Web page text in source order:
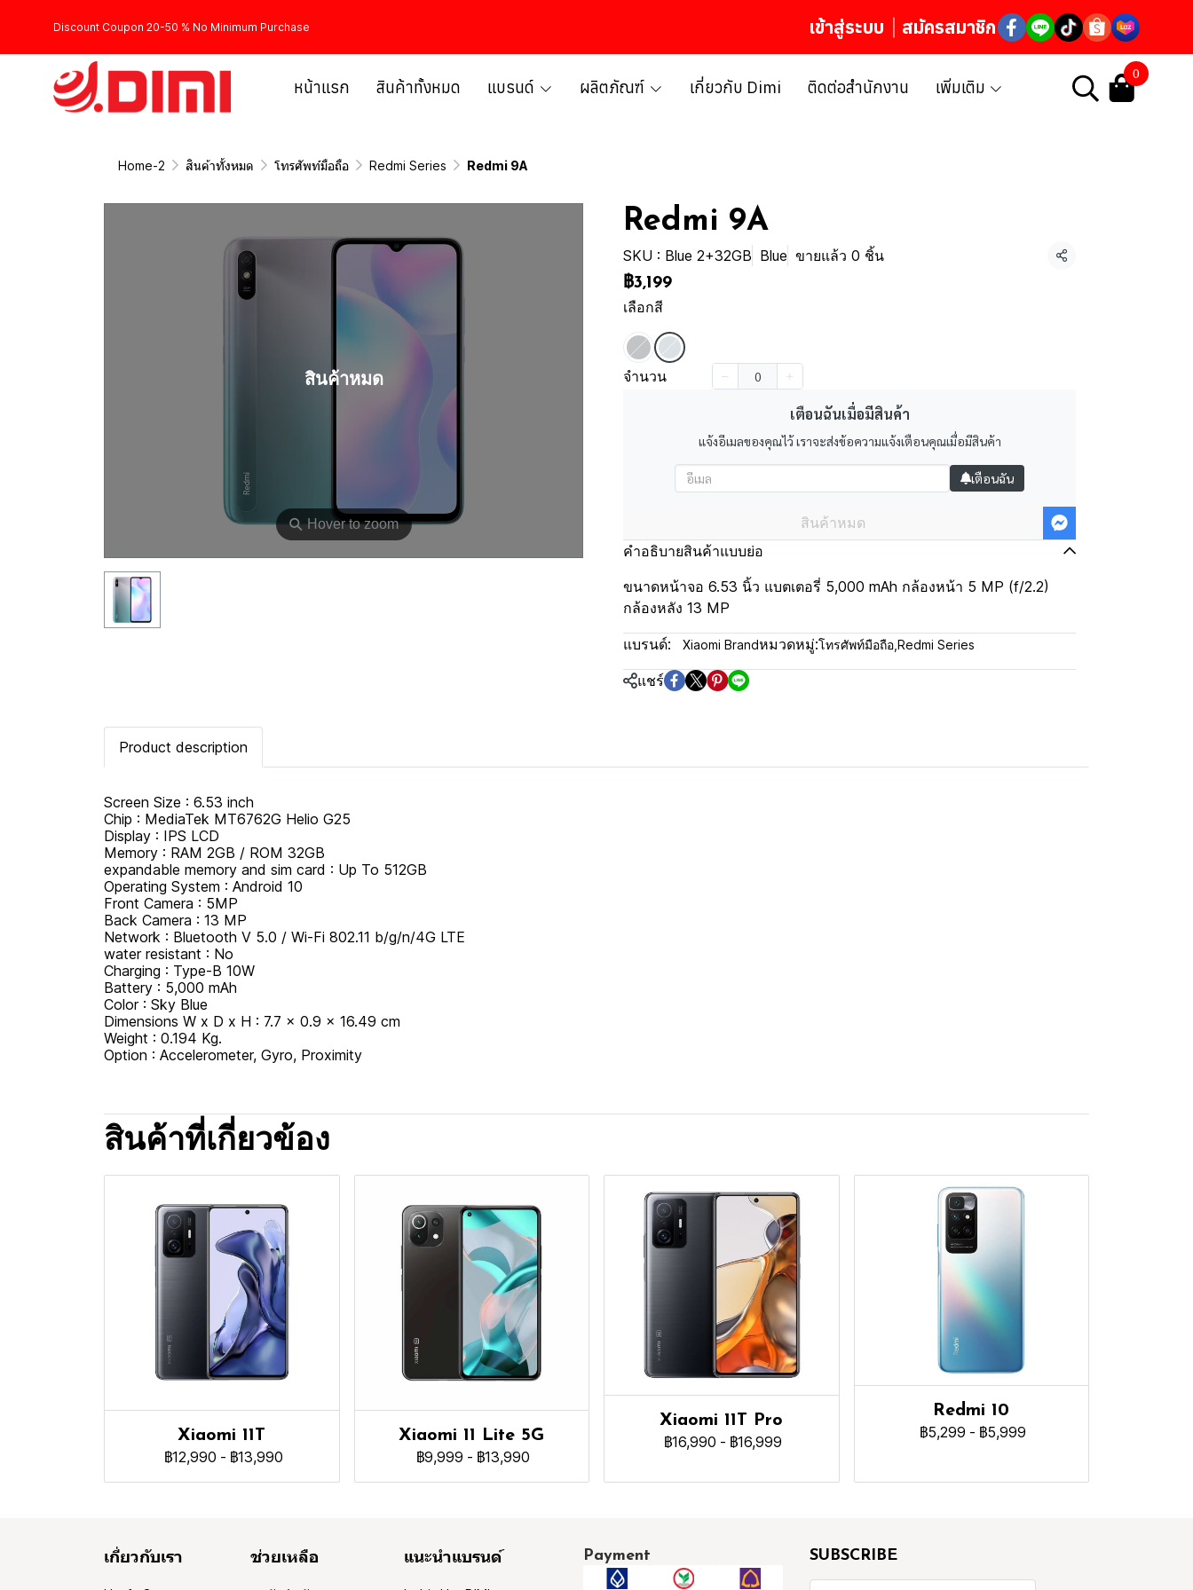
Discount Coupon 20-50 % No Minimum Purchase เข้าสู่ระบบ สมัครสมาชิก
หน้าแรก สินค้าทั้งหมด แบรนด์ ผลิตภัณฑ์ เกี่ยวกับ Dimi ติดต่อสำนักงาน เพิ่มเติม
0
Home-2 สินค้าทั้งหมด โทรศัพท์มือถือ Redmi Series Redmi 9A
⚲Hover to zoom
สินค้าหมด
Redmi 9A
SKU : Blue 2+32GB Blue ขายแล้ว 0 ชิ้น แชร์
฿3,199
เลือกสี
จำนวน
เตือนฉันเมื่อมีสินค้า
แจ้งอีเมลของคุณไว้ เราจะส่งข้อความแจ้งเตือนคุณเมื่อมีสินค้า
เตือนฉัน
สินค้าหมด
คำอธิบายสินค้าแบบย่อ
ขนาดหน้าจอ 6.53 นิ้ว แบตเตอรี่ 5,000 mAh กล้องหน้า 5 MP (f/2.2)
กล้องหลัง 13 MP
แบรนด์: Xiaomi Brandหมวดหมู่:โทรศัพท์มือถือ Redmi Series
แชร์
Product description
Screen Size : 6.53 inch
Chip : MediaTek MT6762G Helio G25
Display : IPS LCD
Memory : RAM 2GB / ROM 32GB
expandable memory and sim card : Up To 512GB
Operating System : Android 10
Front Camera : 5MP
Back Camera : 13 MP
Network : Bluetooth V 5.0 / Wi-Fi 802.11 b/g/n/4G LTE
water resistant : No
Charging : Type-B 10W
Battery : 5,000 mAh
Color : Sky Blue
Dimensions W x D x H : 7.7 x 0.9 x 16.49 cm
Weight : 0.194 Kg.
Option : Accelerometer, Gyro, Proximity
สินค้าที่เกี่ยวข้อง
Xiaomi 11T
฿12,990 - ฿13,990
Xiaomi 11 Lite 5G
฿9,999 - ฿13,990
Xiaomi 11T Pro
฿16,990 - ฿16,999
Redmi 10
฿5,299 - ฿5,999
เกี่ยวกับเรา ช่วยเหลือ แนะนำแบรนด์ Payment SUBSCRIBE